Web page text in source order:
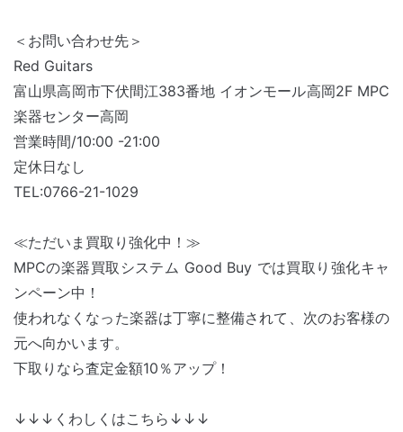
＜お問い合わせ先＞
Red Guitars
富山県高岡市下伏間江383番地 イオンモール高岡2F MPC
楽器センター高岡
営業時間/10:00 -21:00
定休日なし
TEL:0766-21-1029
≪ただいま買取り強化中！≫
MPCの楽器買取システム Good Buy では買取り強化キャ
ンペーン中！
使われなくなった楽器は丁寧に整備されて、次のお客様の
元へ向かいます。
下取りなら査定金額10％アップ！
↓↓↓くわしくはこちら↓↓↓